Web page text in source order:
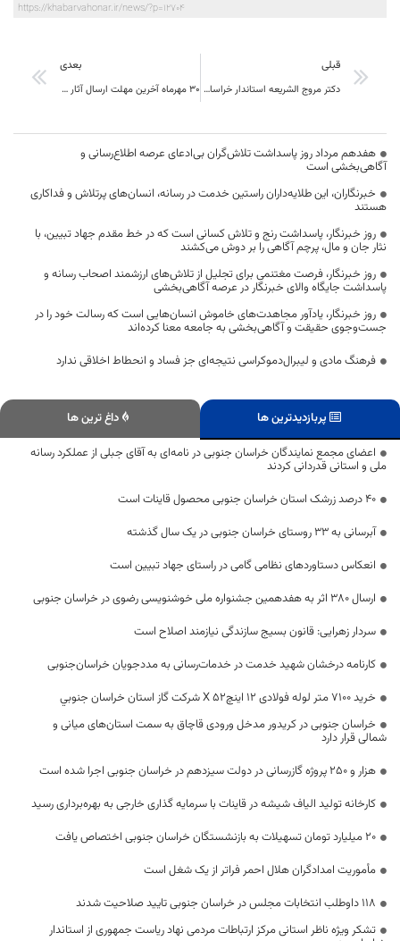
https://khabarvahonar.ir/news/?p=12704
قبلی
دكتر مروج الشریعه استاندار خراسان جنوبي:درموضوع توسعه ثبات مدیریت شرط لازم هست ولی شرط کافی نیست! شرط لازم وکافی داشتن برنامه است!
بعدی
٣٠ مهرماه آخرین مهلت ارسال آثار به اولین سوگواره ملی طراحی نشانه های عاشورایی در خراسان جنوبی
هفدهم مرداد روز پاسداشت تلاش‌گران بی‌ادعای عرصه اطلاع‌رسانی و
آگاهی‌بخشی است
خبرنگاران، این طلایه‌داران راستین خدمت در رسانه، انسان‌های پرتلاش و فداکاری
هستند
روز خبرنگار، پاسداشت رنج و تلاش کسانی است که در خط مقدم جهاد تبیین، با
نثار جان و مال، پرچم آگاهی را بر دوش می‌کشند
روز خبرنگار، فرصت مغتنمی برای تجلیل از تلاش‌های ارزشمند اصحاب رسانه و
پاسداشت جایگاه والای خبرنگار در عرصه آگاهی‌بخشی
روز خبرنگار، یادآور مجاهدت‌های خاموش انسان‌هایی است که رسالت خود را در
جست‌وجوی حقیقت و آگاهی‌بخشی به جامعه معنا کرده‌اند
فرهنگ مادی و لیبرال‌دموکراسی نتیجه‌ای جز فساد و انحطاط اخلاقی ندارد
پربازدیدترین ها
داغ ترین ها
اعضای مجمع نمایندگان خراسان جنوبی در نامه‌ای به آقای جبلی از عملکرد رسانه
ملی و استانی قدردانی کردند
۴۰ درصد زرشک استان خراسان جنوبی محصول قاینات است
آبرسانی به ۳۳ روستای خراسان جنوبی در یک سال گذشته
انعکاس دستاوردهای نظامی گامی در راستای جهاد تبیین است
ارسال 380 اثر به هفدهمین جشنواره ملی خوشنویسی رضوی در خراسان جنوبی
سردار زهرایی: قانون بسیج سازندگی نیازمند اصلاح است
کارنامه درخشان شهید خدمت در خدمات‌رسانی به مددجویان خراسان‌جنوبی
خرید 7100 متر لوله فولادی 12 اینچ52 X شركت گاز استان خراسان جنوبي
خراسان جنوبی در کریدور مدخل ورودی قاچاق به سمت استان‌های میانی و
شمالی قرار دارد
هزار و ۲۵۰ پروژه گازرسانی در دولت سیزدهم در خراسان جنوبی اجرا شده است
کارخانه تولید الیاف شیشه در قاینات با سرمایه گذاری خارجی به بهره‌برداری رسید
۲۰ میلیارد تومان تسهیلات به بازنشستگان خراسان جنوبی اختصاص یافت
مأموریت امدادگران هلال احمر فراتر از یک شغل است
۱۱۸ داوطلب انتخابات مجلس در خراسان جنوبی تایید صلاحیت شدند
تشکر ویژه ناظر استانی مرکز ارتباطات مردمی نهاد ریاست جمهوری از استاندار